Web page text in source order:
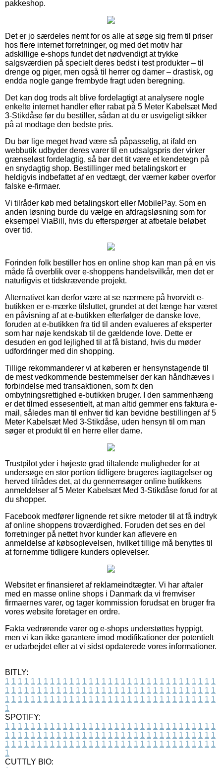
pakkeshop.
Det er jo særdeles nemt for os alle at søge sig frem til priser
hos flere internet forretninger, og med det motiv har
adskillige e-shops fundet det nødvendigt at trykke
salgsværdien på specielt deres bedst i test produkter – til
drenge og piger, men også til herrer og damer – drastisk, og
endda nogle gange frembyde fragt uden beregning.
Det kan dog trods alt blive fordelagtigt at analysere nogle
enkelte internet handler efter rabat på 5 Meter Kabelsæt Med
3-Stikdåse før du bestiller, sådan at du er usvigeligt sikker
på at modtage den bedste pris.
Du bør lige meget hvad være så påpasselig, at ifald en
webbutik udbyder deres varer til en udsalgspris der virker
grænseløst fordelagtig, så bør det tit være et kendetegn på
en snydagtig shop. Bestillinger med betalingskort er
heldigvis indbefattet af en vedtægt, der værner køber overfor
falske e-firmaer.
Vi tilråder køb med betalingskort eller MobilePay. Som en
anden løsning burde du vælge en afdragsløsning som for
eksempel ViaBill, hvis du efterspørger at afbetale beløbet
over tid.
Forinden folk bestiller hos en online shop kan man på en vis
måde få overblik over e-shoppens handelsvilkår, men det er
naturligvis et tidskrævende projekt.
Alternativet kan derfor være at se nærmere på hvorvidt e-
butikken er e-mærke tilsluttet, grundet at det længe har været
en påvisning af at e-butikken efterfølger de danske love,
foruden at e-butikken fra tid til anden evalueres af eksperter
som har nøje kendskab til de gældende love. Dette er
desuden en god lejlighed til at få bistand, hvis du møder
udfordringer med din shopping.
Tillige rekommanderer vi at køberen er hensynstagende til
de mest vedkommende bestemmelser der kan håndhæves i
forbindelse med transaktionen, som fx den
ombytningsrettighed e-butikken bruger. I den sammenhæng
er det tilmed essesentielt, at man altid gemmer ens faktura e-
mail, således man til enhver tid kan bevidne bestillingen af 5
Meter Kabelsæt Med 3-Stikdåse, uden hensyn til om man
søger et produkt til en herre eller dame.
Trustpilot yder i højeste grad tiltalende muligheder for at
undersøge en stor portion tidligere brugeres iagttagelser og
herved tilrådes det, at du gennemsøger online butikkens
anmeldelser af 5 Meter Kabelsæt Med 3-Stikdåse forud for at
du shopper.
Facebook medfører lignende ret sikre metoder til at få indtryk
af online shoppens troværdighed. Foruden det ses en del
forretninger på nettet hvor kunder kan aflevere en
anmeldelse af købsoplevelsen, hvilket tillige må benyttes til
at fornemme tidligere kunders oplevelser.
Websitet er finansieret af reklameindtægter. Vi har aftaler
med en masse online shops i Danmark da vi fremviser
firmaernes varer, og tager kommission forudsat en bruger fra
vores website foretager en ordre.
Fakta vedrørende varer og e-shops understøttes hyppigt,
men vi kan ikke garantere imod modifikationer der potentielt
er udarbejdet efter at vi sidst opdaterede vores informationer.
BITLY:
1 1 1 1 1 1 1 1 1 1 1 1 1 1 1 1 1 1 1 1 1 1 1 1 1 1 1 1 1 1 1 1 1
1 1 1 1 1 1 1 1 1 1 1 1 1 1 1 1 1 1 1 1 1 1 1 1 1 1 1 1 1 1 1 1 1
1 1 1 1 1 1 1 1 1 1 1 1 1 1 1 1 1 1 1 1 1 1 1 1 1 1 1 1 1 1 1 1 1
1
SPOTIFY:
1 1 1 1 1 1 1 1 1 1 1 1 1 1 1 1 1 1 1 1 1 1 1 1 1 1 1 1 1 1 1 1 1
1 1 1 1 1 1 1 1 1 1 1 1 1 1 1 1 1 1 1 1 1 1 1 1 1 1 1 1 1 1 1 1 1
1 1 1 1 1 1 1 1 1 1 1 1 1 1 1 1 1 1 1 1 1 1 1 1 1 1 1 1 1 1 1 1 1
1
CUTTLY BIO: